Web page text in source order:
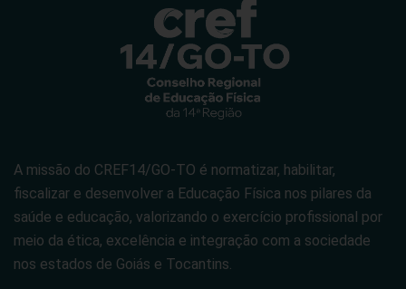
A missão do CREF14/GO-TO é normatizar, habilitar,
fiscalizar e desenvolver a Educação Física nos pilares da
saúde e educação, valorizando o exercício profissional por
meio da ética, excelência e integração com a sociedade
nos estados de Goiás e Tocantins.